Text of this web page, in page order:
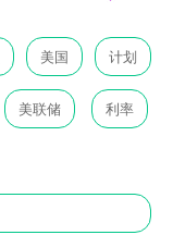
美国 计划
美联储 利率